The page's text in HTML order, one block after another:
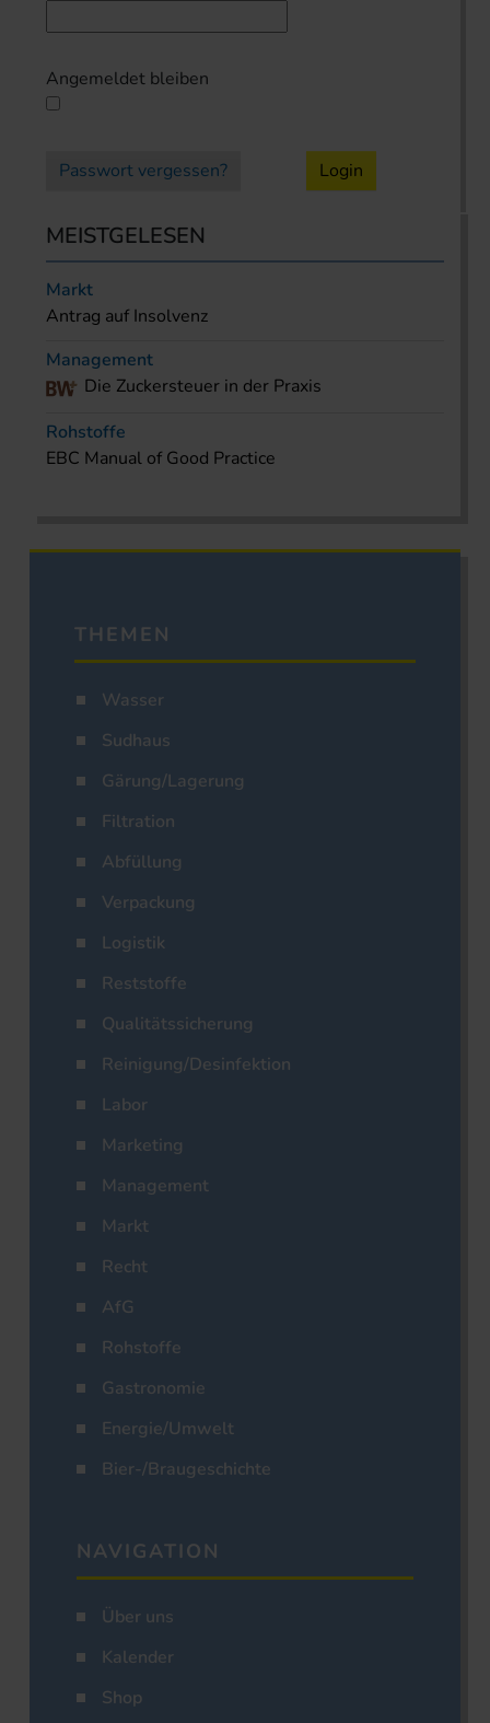
Angemeldet bleiben
Passwort vergessen? Login
MEISTGELESEN
Markt
Antrag auf Insolvenz
Management
Die Zuckersteuer in der Praxis
Rohstoffe
EBC Manual of Good Practice
THEMEN
Wasser
Sudhaus
Gärung/Lagerung
Filtration
Abfüllung
Verpackung
Logistik
Reststoffe
Qualitätssicherung
Reinigung/Desinfektion
Labor
Marketing
Management
Markt
Recht
AfG
Rohstoffe
Gastronomie
Energie/Umwelt
Bier-/Braugeschichte
NAVIGATION
Über uns
Kalender
Shop